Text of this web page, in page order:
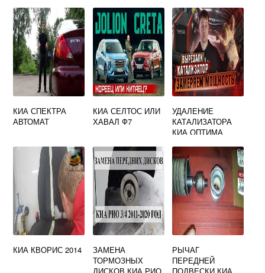
КИА СПЕКТРА
АВТОМАТ
КИА СЕЛТОС ИЛИ
ХАВАЛ Ф7
УДАЛЕНИЕ
КАТАЛИЗАТОРА
КИА ОПТИМА
КИА КВОРИС 2014
ЗАМЕНА
ТОРМОЗНЫХ
РЫЧАГ
ПЕРЕДНЕЙ